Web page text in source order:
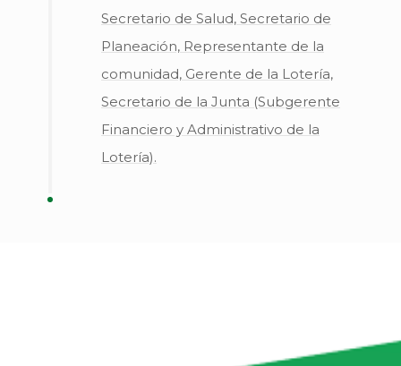
Secretario de Salud, Secretario de
Planeación, Representante de la
comunidad, Gerente de la Lotería,
Secretario de la Junta (Subgerente
Financiero y Administrativo de la
Lotería).